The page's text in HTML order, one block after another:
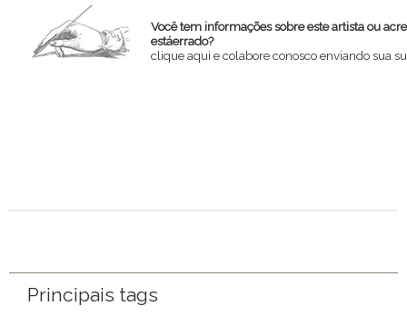
Você tem informações sobre este artista ou
estáerrado?
clique aqui e colabore conosco enviando sua
Principais tags